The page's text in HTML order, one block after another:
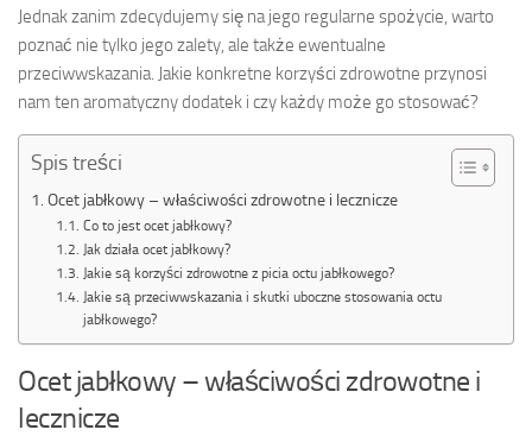
Jednak zanim zdecydujemy się na jego regularne spożycie, warto
poznać nie tylko jego zalety, ale także ewentualne
przeciwwskazania. Jakie konkretne korzyści zdrowotne przynosi
nam ten aromatyczny dodatek i czy każdy może go stosować?
Spis treści
Ocet jabłkowy – właściwości zdrowotne i lecznicze
Co to jest ocet jabłkowy?
Jak działa ocet jabłkowy?
Jakie są korzyści zdrowotne z picia octu jabłkowego?
Jakie są przeciwwskazania i skutki uboczne stosowania octu
jabłkowego?
Ocet jabłkowy – właściwości zdrowotne i
lecznicze